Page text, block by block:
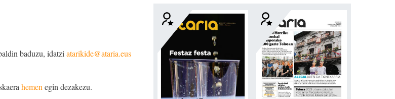
baduzu, idatziatarikide@ataria.eus
hemen egin dezakezu.